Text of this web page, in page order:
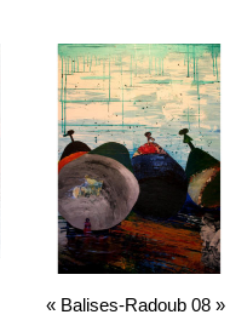
« Balises-Radoub 08 »